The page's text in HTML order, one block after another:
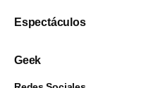
Espectáculos
Geek